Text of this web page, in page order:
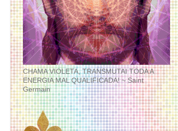
CHAMA VIOLETA, TRANSMUTAI TODA A
ENERGIA MAL QUALIFICADA! ~ Saint
Germain